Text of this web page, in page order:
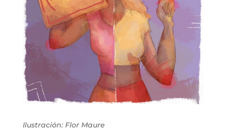
Ilustración: Flor Maure